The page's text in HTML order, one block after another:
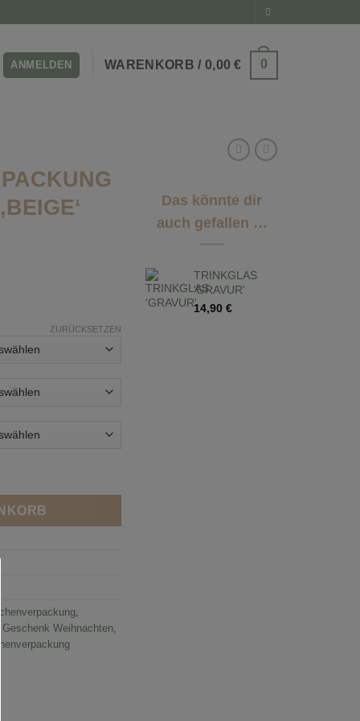
ANMELDEN WARENKORB / 0,00€ 0
ZURÜCKSETZEN
'BEIGE' Menge
Geschenk Weihnachten
Das könnte dir
auch gefallen …
TRINKGLAS
'GRAVUR'
14,90 €